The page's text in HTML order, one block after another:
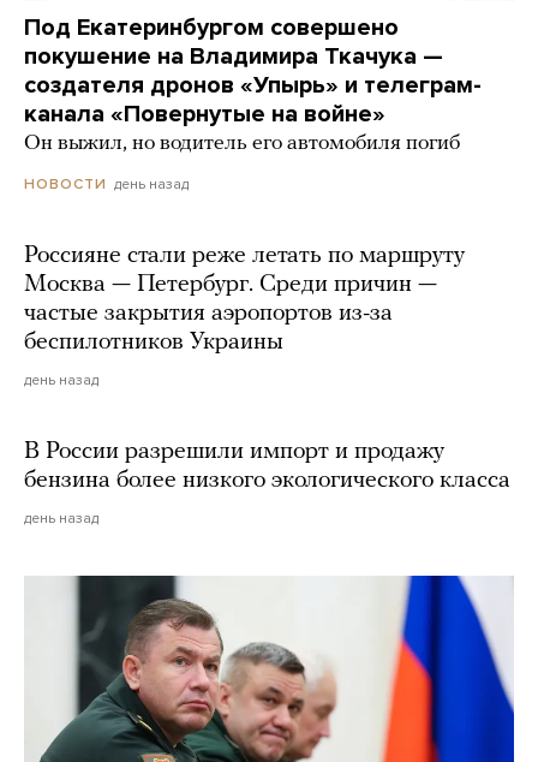
Под Екатеринбургом совершено
покушение на Владимира Ткачука —
создателя дронов «Упырь» и телеграм-
канала «Повернутые на войне»
Он выжил, но водитель его автомобиля погиб
НОВОСТИ день назад
Россияне стали реже летать по маршруту
Москва — Петербург. Среди причин —
частые закрытия аэропортов из-за
беспилотников Украины
день назад
В России разрешили импорт и продажу
бензина более низкого экологического класса
день назад